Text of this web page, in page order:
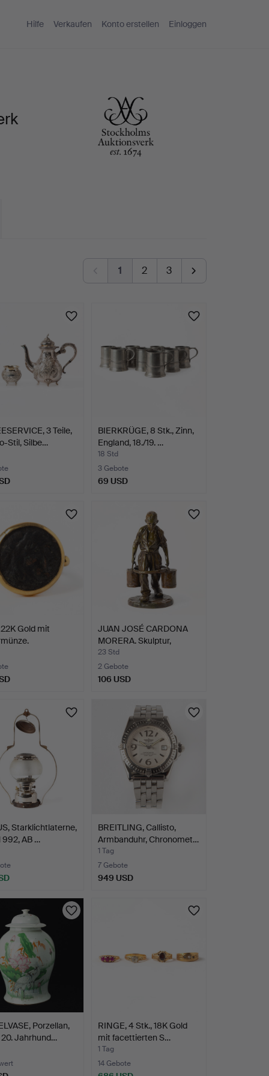
Hilfe Verkaufen Konto erstellen Einloggen
1 2 3
3 Teile,
Stil, Silbe…
BIERKRÜGE, 8 Stk., Zinn,
England, 18./19. …
18 Std
3 Gebote
69 USD
Gold mit
JUAN JOSÉ CARDONA
MORERA. Skulptur,
Bronze…
23 Std
2 Gebote
106 USD
Starklichtlaterne,
992, AB …
BREITLING, Callisto,
Armbanduhr, Chronomet…
1 Tag
7 Gebote
949 USD
Porzellan,
Jahrhund…
RINGE, 4 Stk., 18K Gold
mit facettierten S…
1 Tag
14 Gebote